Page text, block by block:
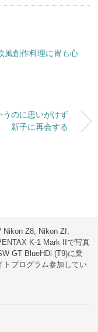
風創作料理に胃も心
のに思いがけず
新子に再会する
Nikon Z8, Nikon Zf,
K-1 Mark IIで写真
GT BlueHDi (T9)に乗
トプログラム参加してい